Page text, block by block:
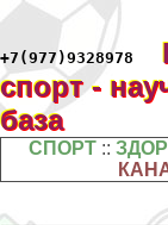
+7(977)9328978
спорт -
база
СПОРТ ::